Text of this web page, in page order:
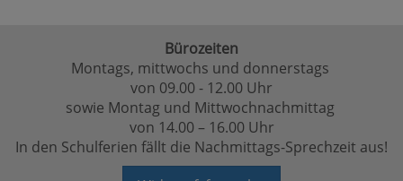
Bürozeiten
Montags, mittwochs und donnerstags
von 09.00 - 12.00 Uhr
sowie Montag und Mittwochnachmittag
von 14.00 – 16.00 Uhr
In den Schulferien fällt die Nachmittags-Sprechzeit aus!